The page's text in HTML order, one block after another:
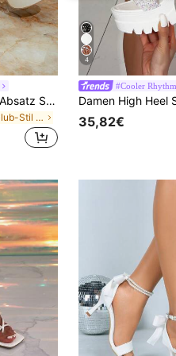
Damen Plateau Klotz Absatz Sandalen, vielseitig, sexy, geeignet für Clubs, Sommer, Striptease Absätze
in Nachtclub-Stil Frauen Sandalen
4
#Cooler
35,82€